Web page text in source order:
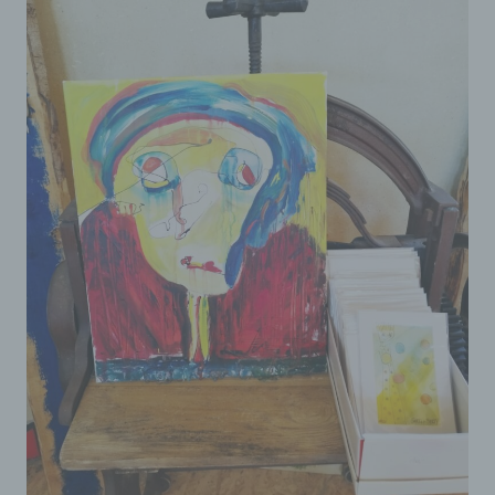
Deaktiviert die betroffene Person die Setzung von
Cookies in dem genutzten Internetbrowser, sind
unter Umständen nicht alle Funktionen unserer
Internetseite vollumfänglich nutzbar.
Erfassung von allgemeinen Daten und
Informationen
Die Internetseite erfasst mit jedem Aufruf der
Internetseite durch eine betroffene Person oder ein
automatisiertes System eine Reihe von
allgemeinen Daten und Informationen. Diese
allgemeinen Daten und Informationen werden in
den Logfiles des Servers gespeichert. Erfasst
werden können die (1) verwendeten Browsertypen
und Versionen, (2) das vom zugreifenden System
verwendete Betriebssystem, (3) die Internetseite,
von welcher ein zugreifendes System auf unsere
Internetseite gelangt (sogenannte Referrer), (4) die
Unterwebseiten, welche über ein zugreifendes
System auf unserer Internetseite angesteuert
werden, (5) das Datum und die Uhrzeit eines
Zugriffs auf die Internetseite, (6) eine Internet-